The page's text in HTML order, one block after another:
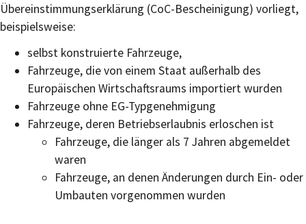
Übereinstimmungserklärung (CoC-Bescheinigung) vorliegt,
beispielsweise:
selbst konstruierte Fahrzeuge,
Fahrzeuge, die von einem Staat außerhalb des
Europäischen Wirtschaftsraums importiert wurden
Fahrzeuge ohne EG-Typgenehmigung
Fahrzeuge, deren Betriebserlaubnis erloschen ist
Fahrzeuge, die länger als 7 Jahren abgemeldet
waren
Fahrzeuge, an denen Änderungen durch Ein- oder
Umbauten vorgenommen wurden